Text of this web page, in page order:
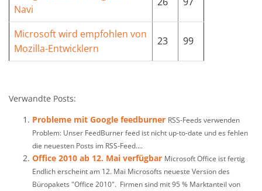
Navi
Microsoft wird empfohlen von
Mozilla-Entwicklern
23 99
Verwandte Posts:
Probleme mit Google feedburner RSS-Feeds verwenden
Problem: Unser FeedBurner feed ist nicht up-to-date und es fehlen
die neuesten Posts im RSS-Feed....
Office 2010 ab 12. Mai verfügbar Microsoft Office ist fertig
Endlich erscheint am 12. Mai Microsofts neueste Version des
Büropakets "Office 2010". Firmen sind mit 95 % Marktanteil von